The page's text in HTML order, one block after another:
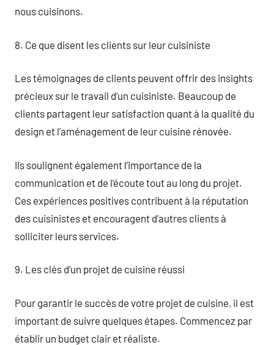
nous cuisinons.
8. Ce que disent les clients sur leur cuisiniste
Les témoignages de clients peuvent offrir des insights
précieux sur le travail d’un cuisiniste. Beaucoup de
clients partagent leur satisfaction quant à la qualité du
design et l’aménagement de leur cuisine rénovée.
Ils soulignent également l’importance de la
communication et de l’écoute tout au long du projet.
Ces expériences positives contribuent à la réputation
des cuisinistes et encouragent d’autres clients à
solliciter leurs services.
9. Les clés d’un projet de cuisine réussi
Pour garantir le succès de votre projet de cuisine, il est
important de suivre quelques étapes. Commencez par
établir un budget clair et réaliste.